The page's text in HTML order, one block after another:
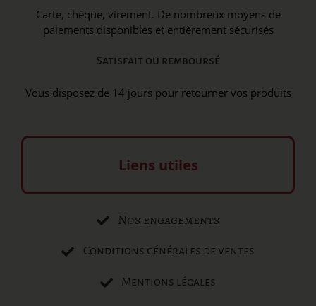
Carte, chèque, virement. De nombreux moyens de
paiements disponibles et entièrement sécurisés
Satisfait ou remboursé
Vous disposez de 14 jours pour retourner vos produits
Liens utiles
Nos engagements
Conditions générales de ventes
Mentions légales